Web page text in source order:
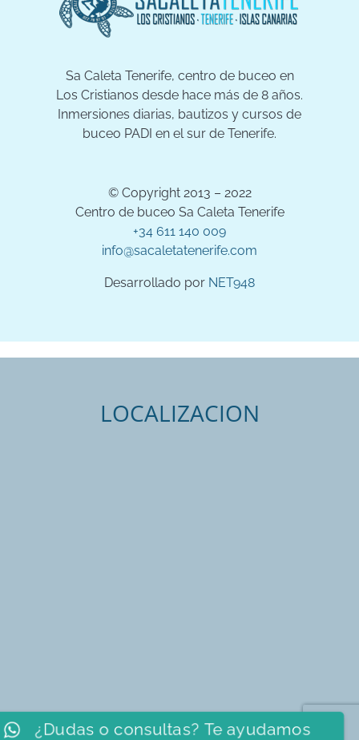
Sa Caleta Tenerife, centro de buceo en
Los Cristianos desde hace más de 8 años.
Inmersiones diarias, bautizos y cursos de
buceo PADI en el sur de Tenerife.
© Copyright 2013 – 2022
Centro de buceo Sa Caleta Tenerife
+34 611 140 009
info@sacaletatenerife.com
Desarrollado por NET948
LOCALIZACION
¿Dudas o consultas? Te ayudamos